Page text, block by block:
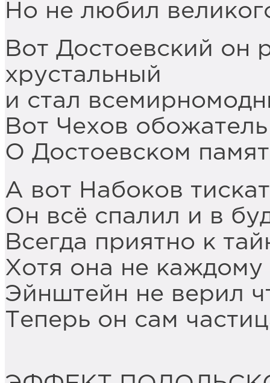
Но не любил
Вот Достоевский он
хрустальный
и стал
Вот Чехов
О Достоевском
А вот Набоков
Он всё спалил и в
Всегда приятно к
Хотя она не каждому
Эйнштейн не верил
Теперь он сам